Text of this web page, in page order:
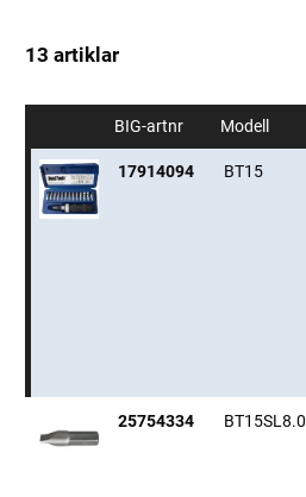
13 artiklar
BIG-artnr Modell
17914094 BT15
25754334 BT15SL8.0